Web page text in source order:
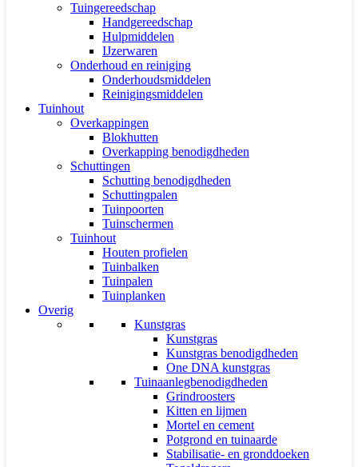
Tuingereedschap
Handgereedschap
Hulpmiddelen
IJzerwaren
Onderhoud en reiniging
Onderhoudsmiddelen
Reinigingsmiddelen
Tuinhout
Overkappingen
Blokhutten
Overkapping benodigdheden
Schuttingen
Schutting benodigdheden
Schuttingpalen
Tuinpoorten
Tuinschermen
Tuinhout
Houten profielen
Tuinbalken
Tuinpalen
Tuinplanken
Overig
Kunstgras
Kunstgras
Kunstgras benodigdheden
One DNA kunstgras
Tuinaanlegbenodigdheden
Grindroosters
Kitten en lijmen
Mortel en cement
Potgrond en tuinaarde
Stabilisatie- en gronddoeken